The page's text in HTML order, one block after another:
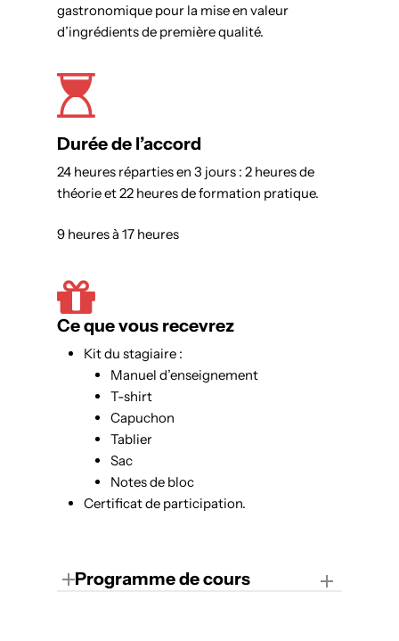
gastronomique pour la mise en valeur
d’ingrédients de première qualité.
Durée de l’accord
24 heures réparties en 3 jours : 2 heures de
théorie et 22 heures de formation pratique.
9 heures à 17 heures
Ce que vous recevrez
Kit du stagiaire :
Manuel d’enseignement
T-shirt
Capuchon
Tablier
Sac
Notes de bloc
Certificat de participation.
Programme de cours